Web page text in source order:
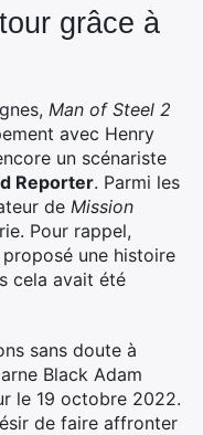
grâce à
Man of Steel 2
avec Henry
un scénariste
Reporter. Parmi les
de Mission
Pour rappel,
une histoire
cela avait été
sans doute à
Black Adam
le 19 octobre 2022.
de faire affronter